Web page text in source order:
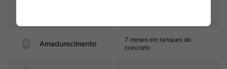
Amadurecimento
7 meses em tanques de
concreto